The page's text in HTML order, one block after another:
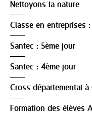
Nettoyons la nature
Classe en entreprises
Santec : 5ème jour
Santec : 4ème jour
Cross départemental à
Formation des élèves